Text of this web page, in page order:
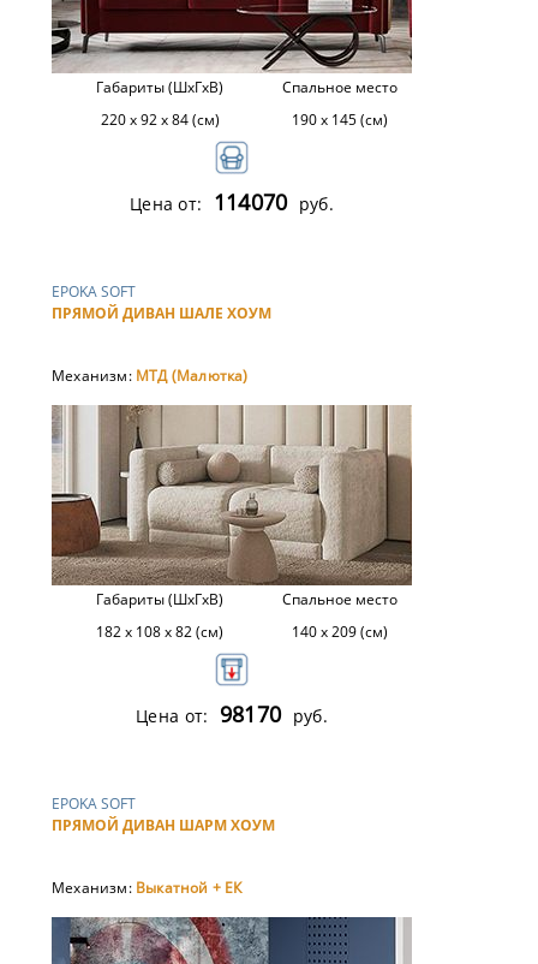
Габариты (ШхГхВ)
220 х 92 х 84 (см)
Спальное место
190 х 145 (см)
Цена от: 114070 руб.
EPOKA SOFT
ПРЯМОЙ ДИВАН ШАЛЕ ХОУМ
Механизм: МТД (Малютка)
Габариты (ШхГхВ)
182 х 108 х 82 (см)
Спальное место
140 х 209 (см)
Цена от: 98170 руб.
EPOKA SOFT
ПРЯМОЙ ДИВАН ШАРМ ХОУМ
Механизм: Выкатной + ЕК